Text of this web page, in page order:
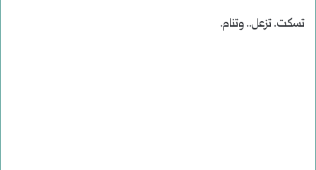
تسكت. تزعل.. وتنام.